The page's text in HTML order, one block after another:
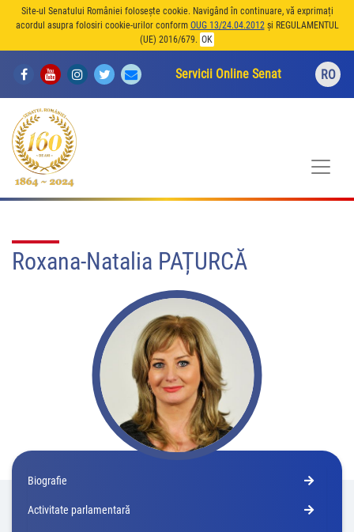
Site-ul Senatului României folosește cookie. Navigând în continuare, vă exprimați
acordul asupra folosiri cookie-urilor conform OUG 13/24.04.2012și REGULAMENTUL
(UE) 2016/679. OK
Servicii Online Senat RO
Roxana-Natalia PAȚURCĂ
Biografie
Activitate parlamentară